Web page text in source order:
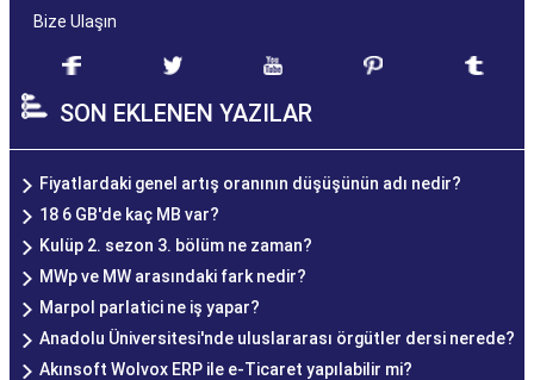
Bize Ulaşın
SON EKLENEN YAZILAR
Fiyatlardaki genel artış oranının düşüşünün adı nedir?
18 6 GB'de kaç MB var?
Kulüp 2. sezon 3. bölüm ne zaman?
MWp ve MW arasındaki fark nedir?
Marpol parlatici ne iş yapar?
Anadolu Üniversitesi'nde uluslararası örgütler dersi nerede?
Akınsoft Wolvox ERP ile e-Ticaret yapılabilir mi?